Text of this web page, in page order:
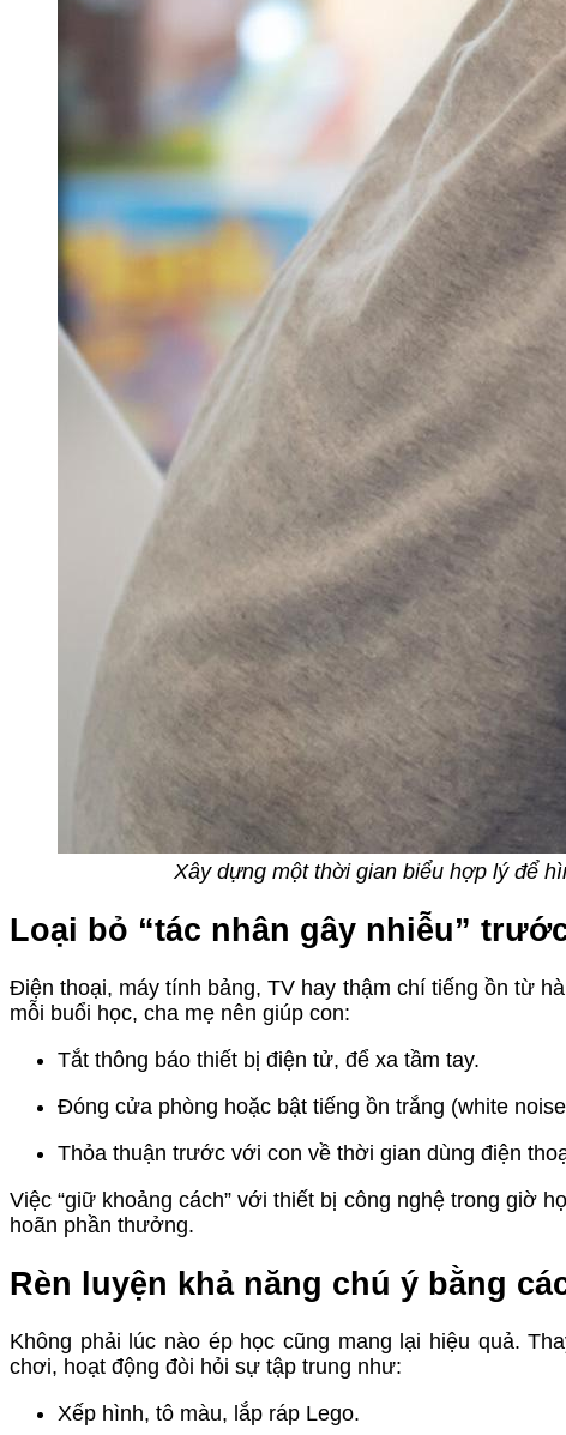
Xây dựng một thời gian biểu hợp lý để
Loại bỏ “tác nhân gây nhiễu”
Điện thoại, máy tính bảng, TV hay thậm chí tiếng ồn từ
mỗi buổi học, cha mẹ nên giúp con:
Tắt thông báo thiết bị điện tử, để xa tầm tay.
Đóng cửa phòng hoặc bật tiếng ồn trắng (white
Thỏa thuận trước với con về thời gian dùng điện
Việc “giữ khoảng cách” với thiết bị công nghệ trong giờ
hoãn phần thưởng.
Rèn luyện khả năng chú ý bằng
Không phải lúc nào ép học cũng mang lại hiệu quả.
chơi, hoạt động đòi hỏi sự tập trung như:
Xếp hình, tô màu, lắp ráp Lego.